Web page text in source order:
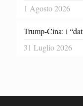
1 Agosto 2026
Trump-Cina: i
31 Luglio 2026